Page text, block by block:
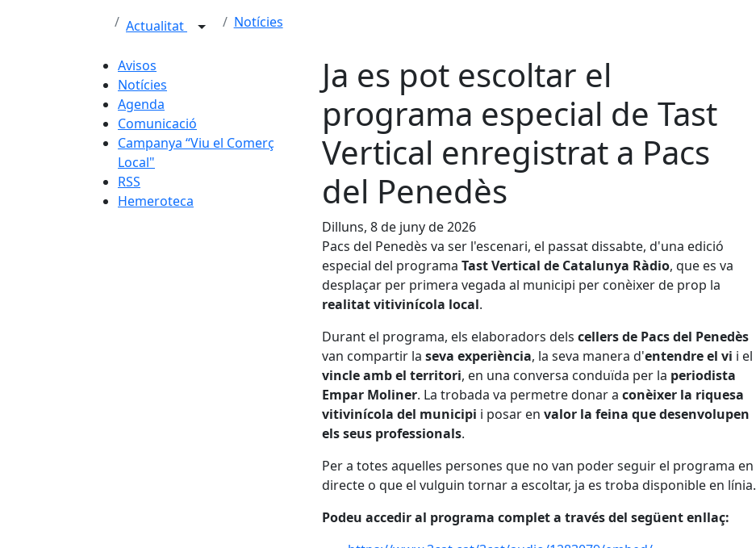
Actualitat Notícies
Avisos
Notícies
Agenda
Comunicació
Campanya “Viu el Comerç
Local"
RSS
Hemeroteca
Ja es pot escoltar el
programa especial de Tast
Vertical enregistrat a Pacs
del Penedès
Dilluns, 8 de juny de 2026
Pacs del Penedès va ser l'escenari, el passat dissabte, d'una edició
especial del programa Tast Vertical de Catalunya Ràdio, que es va
desplaçar per primera vegada al municipi per conèixer de prop la
realitat vitivinícola local.
Durant el programa, els elaboradors dels cellers de Pacs del Penedès
van compartir la seva experiència, la seva manera d'entendre el vi i el
vincle amb el territori, en una conversa conduïda per la periodista
Empar Moliner. La trobada va permetre donar a conèixer la riquesa
vitivinícola del municipi i posar en valor la feina que desenvolupen
els seus professionals.
Per a totes aquelles persones que no van poder seguir el programa en
directe o que el vulguin tornar a escoltar, ja es troba disponible en línia.
Podeu accedir al programa complet a través del següent enllaç: